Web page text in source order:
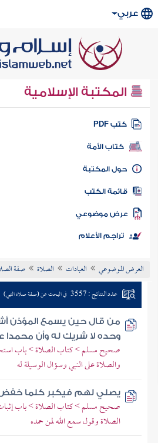
عربي
المكتبة الإسلامية
كتب PDF
كتاب الأمة
المكتبة
الكتب
موضوعي
تراجم الأعلام
العرض الموضوعي العبادات الصلاة صفة
عدد النتائج : 3557 في البحث عن (صفة صلاة النبي)
من قال حين يسمع المؤذن أشهد
وحده لا شريك له وأن محمدا
صحيح مسلم > كتاب الصلاة > باب
والصلاة على النبي وسؤال الوسيلة له
يصلي لهم فيكبر كلما
صحيح مسلم > كتاب الصلاة > باب
الصلاة وقول سمع الله لمن حمده